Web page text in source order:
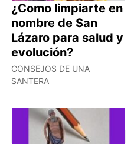
¿Como limpiarte en
nombre de San
Lázaro para salud y
evolución?
CONSEJOS DE UNA
SANTERA